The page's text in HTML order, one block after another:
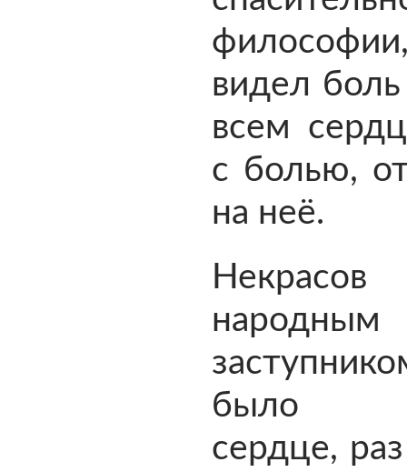
видел
всем
с болью,
на неё.
народным
было
сердце,